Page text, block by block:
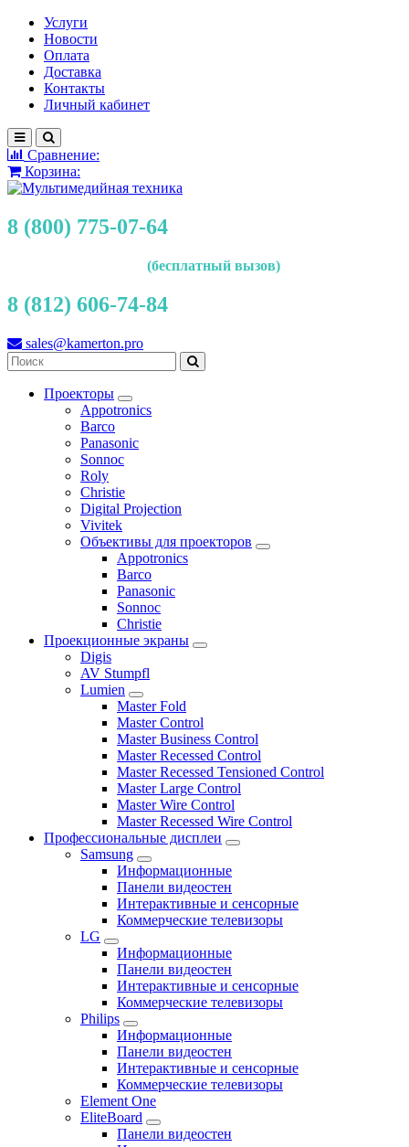
Услуги
Новости
Оплата
Доставка
Контакты
Личный кабинет
Сравнение:
Корзина:
8 (800) 775-07-64
(бесплатный вызов)
8 (812) 606-74-84
sales@kamerton.pro
Проекторы
Appotronics
Barco
Panasonic
Sonnoc
Roly
Christie
Digital Projection
Vivitek
Объективы для проекторов
Appotronics
Barco
Panasonic
Sonnoc
Сhristie
Проекционные экраны
Digis
AV Stumpfl
Lumien
Master Fold
Master Control
Master Business Control
Master Recessed Control
Master Recessed Tensioned Control
Master Large Control
Master Wire Control
Master Recessed Wire Control
Профессиональные дисплеи
Samsung
Информационные
Панели видеостен
Интерактивные и сенсорные
Коммерческие телевизоры
LG
Информационные
Панели видеостен
Интерактивные и сенсорные
Коммерческие телевизоры
Philips
Информационные
Панели видеостен
Интерактивные и сенсорные
Коммерческие телевизоры
Element One
EliteBoard
Панели видеостен